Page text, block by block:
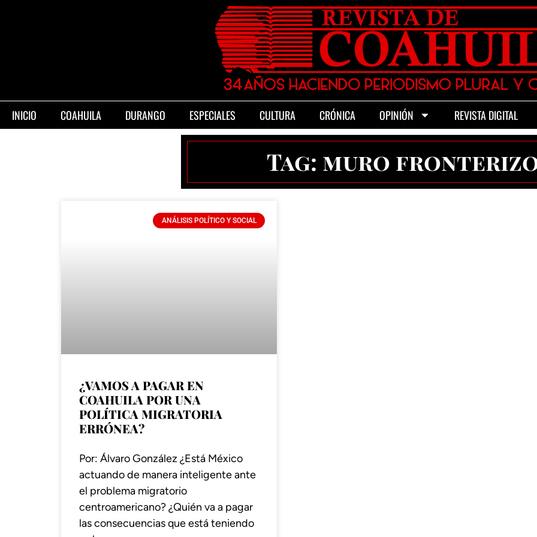
INICIO COAHUILA DURANGO ESPECIALES CULTURA CRÓNICA OPINIÓN REVISTA DIGITAL
Tag: muro
ANÁLISIS POLÍTICO Y SOCIAL
¿VAMOS A PAGAR EN
COAHUILA POR UNA
POLÍTICA MIGRATORIA
ERRÓNEA?
Por: Álvaro González ¿Está México
actuando de manera inteligente ante
el problema migratorio
centroamericano? ¿Quién va a pagar
las consecuencias que está teniendo